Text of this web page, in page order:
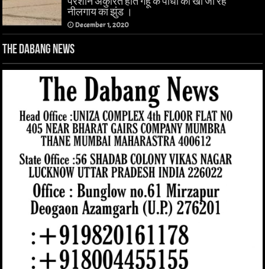
नीलगाय का झुंड ।
December 1, 2020
The Dabang News